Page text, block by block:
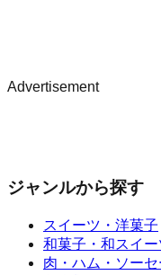
Advertisement
ジャンルから探す
スイーツ・洋菓子
和菓子・和スイー
肉・ハム・ソーセ